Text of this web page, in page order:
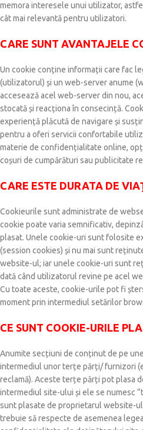
memora interesele unui utilizator,
cât mai relevantă pentru utilizatori.
CARE SUNT AVANTAJELE
Un cookie conține informații care fac
(utilizatorul) și un web-server anume
accesează acel web-server din nou,
stocată și reacționa în consecință.
experiență plăcută de navigare și
pentru a oferi servicii confortabile
materie de confidențialitate online,
coșuri de cumpărături sau publicitate
CARE ESTE DURATA DE
Cookieurile sunt administrate de
cookie poate varia semnificativ,
plasat. Unele cookie-uri sunt folosite
(session cookies) și nu mai sunt
website-ul; iar unele cookie-uri sunt
dată când utilizatorul revine pe acel
Cu toate aceste, cookie-urile pot fi
moment prin intermediul setărilor
CE SUNT COOKIE-URILE
Anumite secțiuni de conținut de pe
intermediul unor terțe părți/ furnizori
reclamă). Aceste terțe părți pot plasa
intermediul site-ului și ele se numesc
sunt plasate de proprietarul website-
trebuie să respecte de asemenea